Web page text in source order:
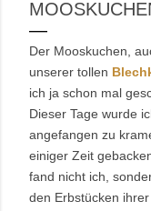
Der Mooskuchen,
unserer tollen
ich ja schon mal
Dieser Tage wurde
angefangen zu
einiger Zeit
fand nicht ich,
den Erbstücken